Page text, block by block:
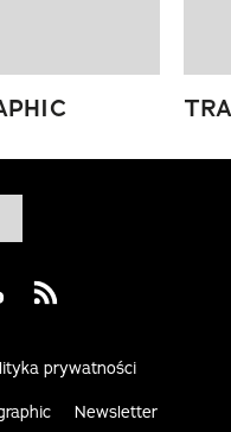
Instagram
us on Youtube
Visit us on Rss
prywatności
Newsletter